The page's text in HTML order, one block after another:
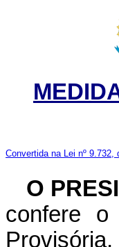
Convertida na Lei nº 9.732,
O
confere